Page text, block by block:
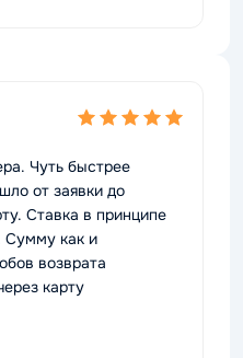
Чуть быстрее
от заявки до
Ставка в принципе
Сумму как и
возврата
карту